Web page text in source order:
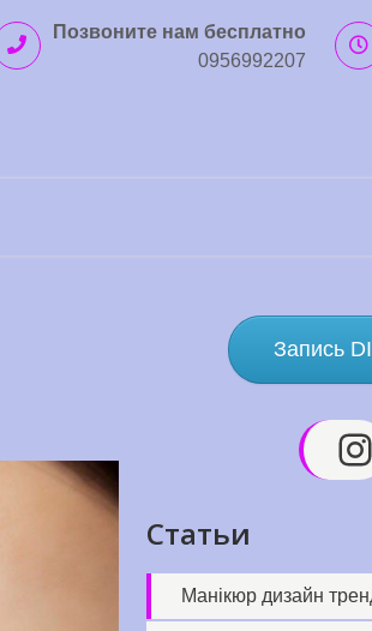
Позвоните нам бесплатно
0956992207
Запись
Статьи
Манікюр дизайн